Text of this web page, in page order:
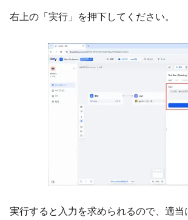
右上の「実行」を押下してください。
実行すると入力を求められるので、適当